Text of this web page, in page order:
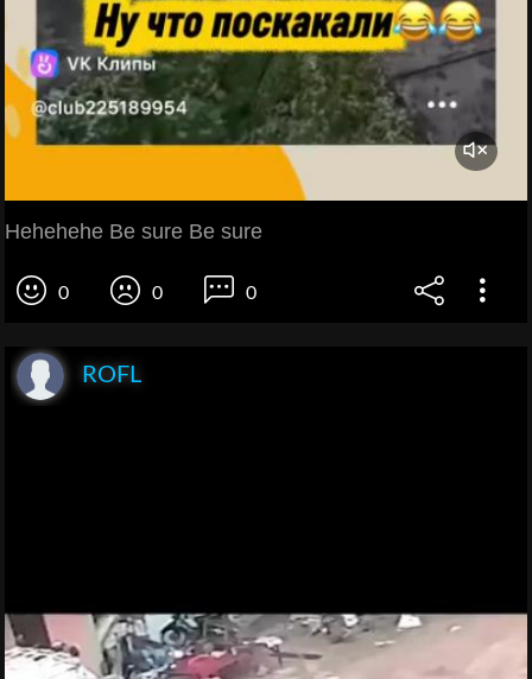
Hehehehe Be sure Be sure
0 0 0
ROFL